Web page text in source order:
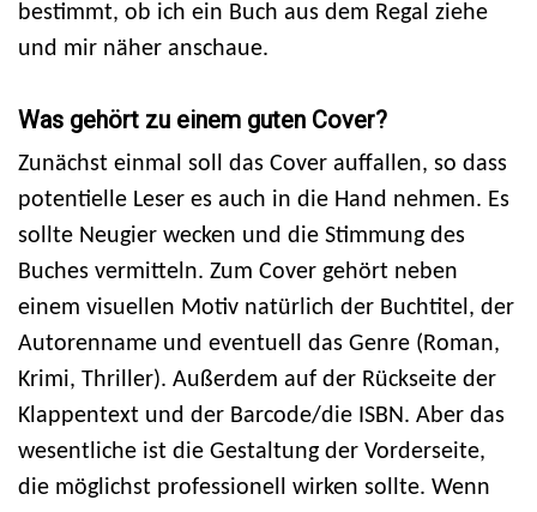
bestimmt, ob ich ein Buch aus dem Regal ziehe
und mir näher anschaue.
Was gehört zu einem guten Cover?
Zunächst einmal soll das Cover auffallen, so dass
potentielle Leser es auch in die Hand nehmen. Es
sollte Neugier wecken und die Stimmung des
Buches vermitteln. Zum Cover gehört neben
einem visuellen Motiv natürlich der Buchtitel, der
Autorenname und eventuell das Genre (Roman,
Krimi, Thriller). Außerdem auf der Rückseite der
Klappentext und der Barcode/die ISBN. Aber das
wesentliche ist die Gestaltung der Vorderseite,
die möglichst professionell wirken sollte. Wenn